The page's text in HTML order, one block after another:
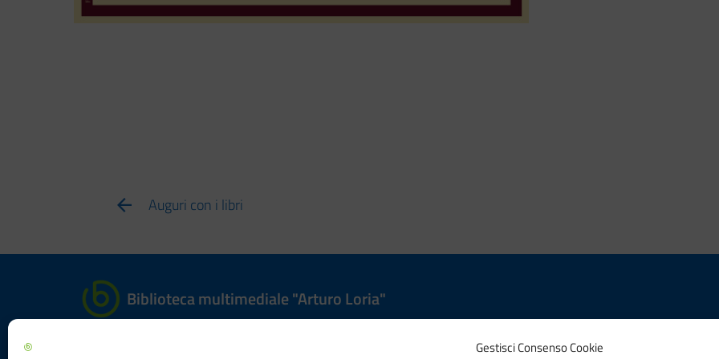
Gestisci Consenso Cookie
Auguri con i libri
Biblioteca multimediale "Arturo Loria"